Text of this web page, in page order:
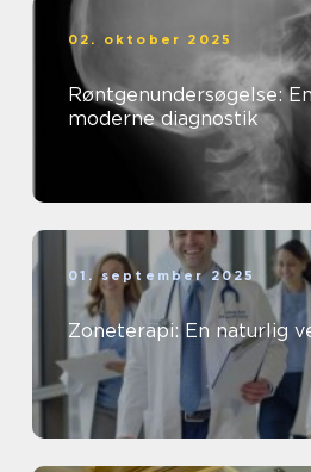
02. oktober 2025
Røntgenundersøgelse:
moderne diagnostik
01. september 2025
Zoneterapi: En naturlig